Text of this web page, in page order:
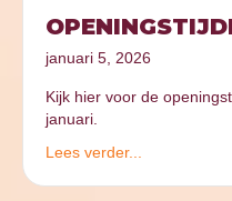
januari 5, 2026
Kijk hier voor de
januari.
Lees verder...